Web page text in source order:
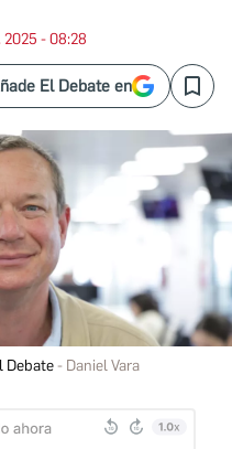
2025 - 08:28
El Debate en Save
Debate Daniel Vara